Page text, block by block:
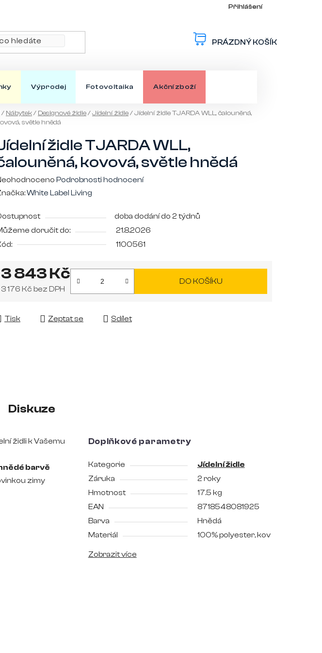
Přihlášení
PRÁZDNÝ KOŠÍK
Výprodej Fotovoltaika Akční zboží
Domů
/ Nábytek/ Designové židle/Jídelní židle/Jídelní židle TJARDA WLL, čalouněná,
světle hnědá
židle TJARDA WLL,
kovová, světle hnědá
hvězdiček.
Podrobnosti hodnocení
White Label Living
doba dodání do 2 týdnů
doručit do:
21.8.2026
1100561
3 843 Kč
3 176 Kč bez DPH
DO KOŠÍKU
Tisk Zeptat se Sdílet
Diskuze
židli k Vašemu
barvě
zimy
Doplňkové parametry
Kategorie
Jídelní židle
Záruka
2 roky
Hmotnost
17.5 kg
EAN
8718548081925
Barva
Hnědá
Materiál
100% polyester, kov
Zobrazit více